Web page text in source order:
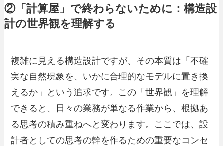
②「計算屋」で終わらないために：構造設
計の世界観を理解する
複雑に見える構造設計ですが、その本質は「不確
実な自然現象を、いかに合理的なモデルに置き換
えるか」という追求です。この「世界観」を理解
できると、日々の業務が単なる作業から、根拠あ
る思考の積み重ねへと変わります。ここでは、設
計者としての思考の幹を作るための重要なコンセ